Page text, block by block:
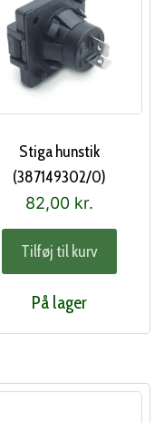
Stiga hunstik
(387149302/0)
82,00 kr.
Tilføj til kurv
På lager